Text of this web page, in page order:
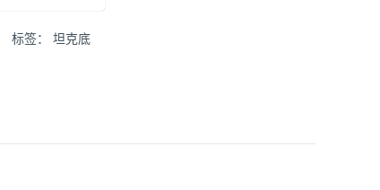
标签： 坦克底